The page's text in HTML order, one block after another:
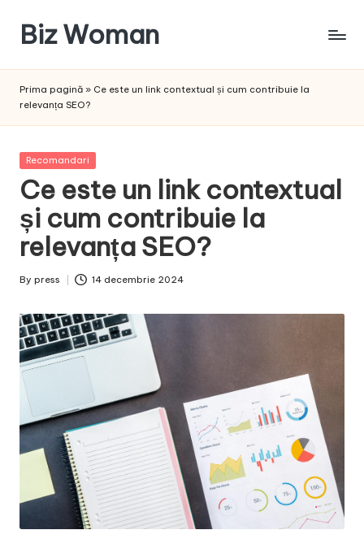
content
Biz Woman
succesul
Prima pagină » Ce este un link contextual și cum contribuie la
relevanța SEO?
Posted
Recomandari
Ce este un link contextual
și cum contribuie la
relevanța SEO?
Posted
By press 14 decembrie 2024